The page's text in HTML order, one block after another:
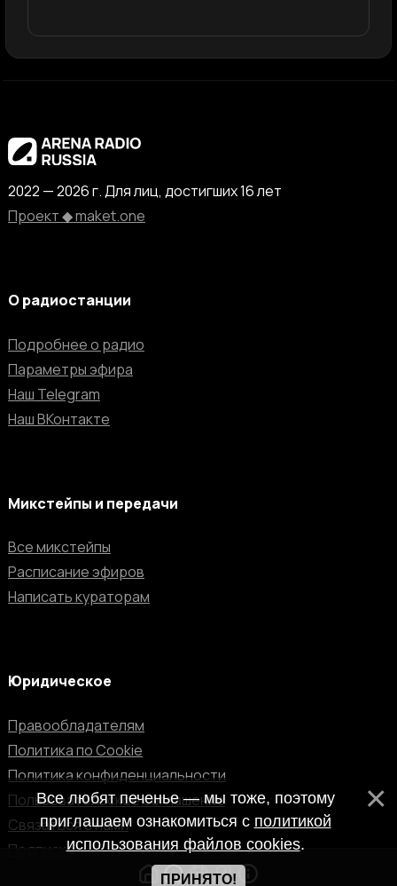
2022 — 2026 г. Для лиц, достигших 16 лет
Проект ◆ maket.one
О радиостанции
Подробнее о радио
Параметры эфира
Наш Telegram
Наш ВКонтакте
Микстейпы и передачи
Все микстейпы
Расписание эфиров
Написать кураторам
Юридическое
Правообладателям
Политика по Cookie
Политика конфиденциальности
Пользовательское соглашение
Связаться с нами
Подписка
Все любят печенье — мы тоже, поэтому
приглашаем ознакомиться с политикой
использования файлов cookies.
ПРИНЯТО!